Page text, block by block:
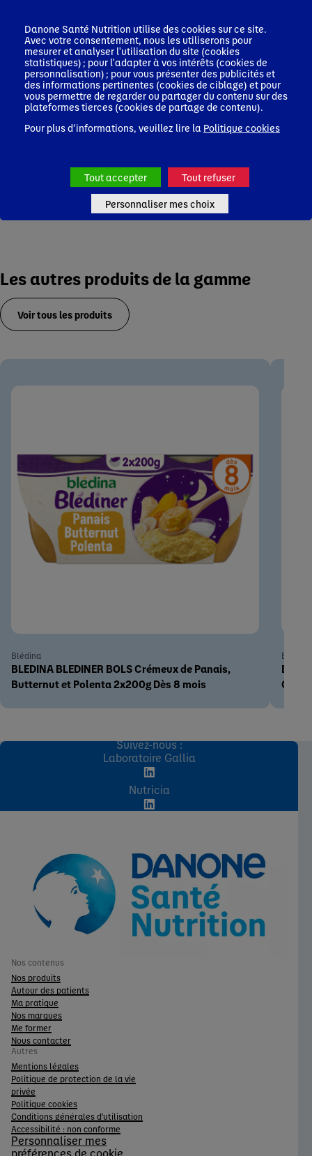
Infos Pro de Santé
Les autres produits de la gamme
Voir tous les produits
Blédina
BLEDINA BLEDINER BOLS Crémeux de Panais,
Butternut et Polenta 2x200g Dès 8 mois
Blédina
Suivez-nous :
Laboratoire Gallia
Nutricia
Nos contenus
Nos produits
Autour des patients
Ma pratique
Nos marques
Me former
Nous contacter
Autres
Mentions légales
Politique de protection de la vie
privée
Politique cookies
Conditions générales d'utilisation
Accessibilité : non conforme
Personnaliser mes
Danone Santé Nutrition utilise des cookies sur ce site.
Avec votre consentement, nous les utiliserons pour
mesurer et analyser l'utilisation du site (cookies
statistiques) ; pour l'adapter à vos intérêts (cookies de
personnalisation) ; pour vous présenter des publicités et
des informations pertinentes (cookies de ciblage) et pour
vous permettre de regarder ou partager du contenu sur des
plateformes tierces (cookies de partage de contenu).
Pour plus d’informations, veuillez lire la Politique cookies
Tout accepter Tout refuser
Personnaliser mes choix